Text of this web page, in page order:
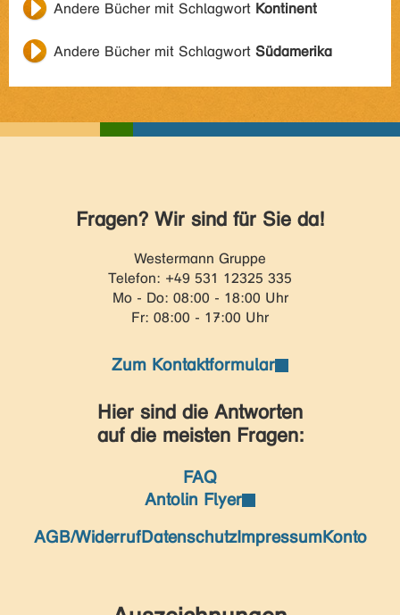
Andere Bücher mit Schlagwort Kontinent
Andere Bücher mit Schlagwort Südamerika